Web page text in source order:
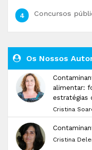
Concursos
Os Nossos
alimentar:
estratégias
Cristina
Cristina